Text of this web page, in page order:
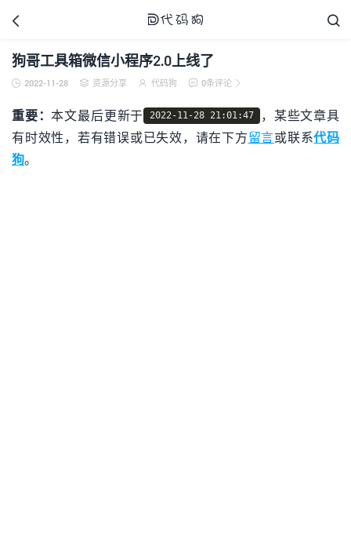

代码狗
 
狗哥工具箱微信小程序2.0上线了
 2022-11-28  资源分享  代码狗  0条评论 
重要：本文最后更新于 2022-11-28 21:01:47
，某些文章具
有时效性，若有错误或已失效，请在下方留言或联系代码
狗。